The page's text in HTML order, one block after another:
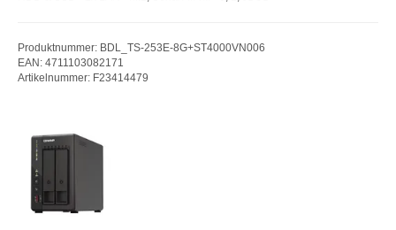
Produktnummer: BDL_TS-253E-8G+ST4000VN006
EAN: 4711103082171
Artikelnummer: F23414479